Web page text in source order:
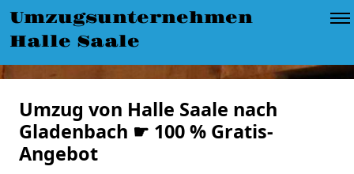
Umzugsunternehmen
Halle Saale
Umzug von Halle Saale nach
Gladenbach ☛ 100 % Gratis-
Angebot